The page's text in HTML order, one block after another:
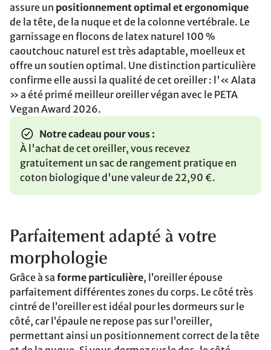
assure un positionnement optimal et ergonomique
de la tête, de la nuque et de la colonne vertébrale. Le
garnissage en flocons de latex naturel 100 %
caoutchouc naturel est très adaptable, moelleux et
offre un soutien optimal. Une distinction particulière
confirme elle aussi la qualité de cet oreiller : l'« Alata
» a été primé meilleur oreiller végan avec le PETA
Vegan Award 2026.
Notre cadeau pour vous :
À l'achat de cet oreiller, vous recevez
gratuitement un sac de rangement pratique en
coton biologique d'une valeur de 22,90 €.
Parfaitement adapté à votre
morphologie
Grâce à sa forme particulière, l’oreiller épouse
parfaitement différentes zones du corps. Le côté très
cintré de l’oreiller est idéal pour les dormeurs sur le
côté, car l’épaule ne repose pas sur l’oreiller,
permettant ainsi un positionnement correct de la tête